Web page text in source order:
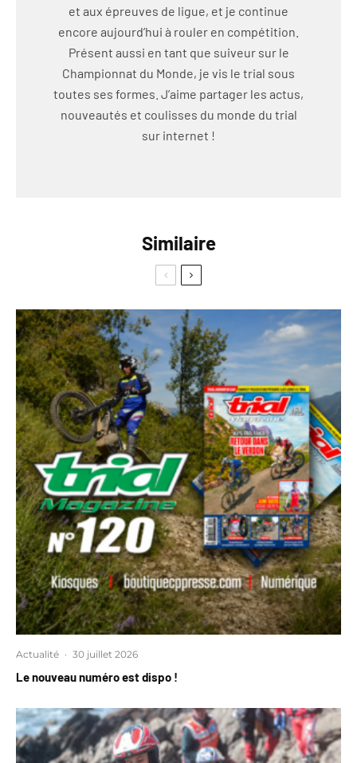
et aux épreuves de ligue, et je continue
encore aujourd’hui à rouler en compétition.
Présent aussi en tant que suiveur sur le
Championnat du Monde, je vis le trial sous
toutes ses formes. J’aime partager les actus,
nouveautés et coulisses du monde du trial
sur internet !
Similaire
Actualité · 30 juillet 2026
Le nouveau numéro est dispo !